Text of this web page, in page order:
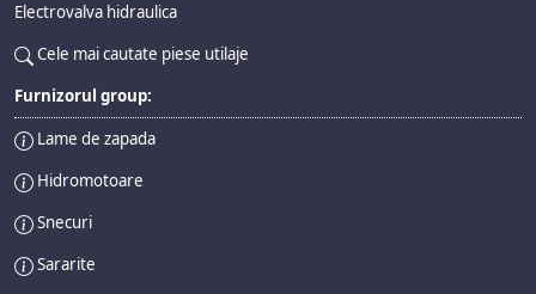
Electrovalva hidraulica
Cele mai cautate piese utilaje
Furnizorul group:
Lame de zapada
Hidromotoare
Snecuri
Sararite